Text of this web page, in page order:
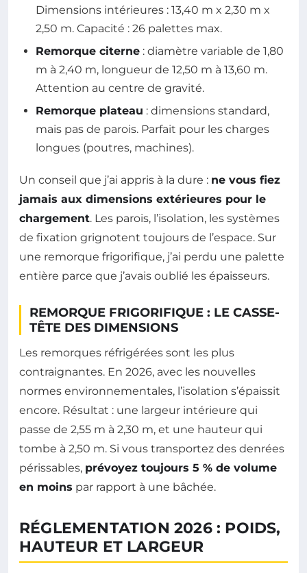
Dimensions intérieures : 13,40 m x 2,30 m x
2,50 m. Capacité : 26 palettes max.
Remorque citerne : diamètre variable de 1,80
m à 2,40 m, longueur de 12,50 m à 13,60 m.
Attention au centre de gravité.
Remorque plateau : dimensions standard,
mais pas de parois. Parfait pour les charges
longues (poutres, machines).
Un conseil que j’ai appris à la dure : ne vous fiez
jamais aux dimensions extérieures pour le
chargement. Les parois, l’isolation, les systèmes
de fixation grignotent toujours de l’espace. Sur
une remorque frigorifique, j’ai perdu une palette
entière parce que j’avais oublié les épaisseurs.
REMORQUE FRIGORIFIQUE : LE CASSE-
TÊTE DES DIMENSIONS
Les remorques réfrigérées sont les plus
contraignantes. En 2026, avec les nouvelles
normes environnementales, l’isolation s’épaissit
encore. Résultat : une largeur intérieure qui
passe de 2,55 m à 2,30 m, et une hauteur qui
tombe à 2,50 m. Si vous transportez des denrées
périssables, prévoyez toujours 5 % de volume
en moins par rapport à une bâchée.
RÉGLEMENTATION 2026 : POIDS,
HAUTEUR ET LARGEUR